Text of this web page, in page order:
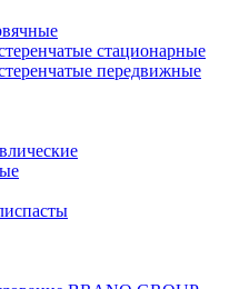
стационарные
передвижные